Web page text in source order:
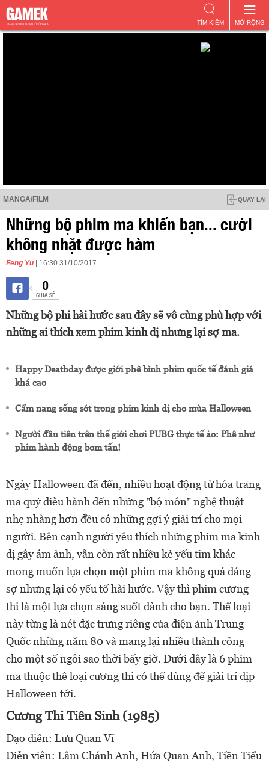
MỞ RỘNG
TÌM KIẾM
MANGA/FILM QUAY LẠI
Những bộ phim ma khiến bạn... cười
không nhặt được hàm
Feng Yu | 16:30 31/10/2017
0
CHIA SẺ
Những bộ phi hài hước sau đây sẽ vô cùng phù hợp với
những ai thích xem phim kinh dị nhưng lại sợ ma.
Happy Deathday được giới phê bình phim quốc tế đánh giá
khá cao
Cẩm nang sống sót trong phim kinh dị cho mùa Halloween
Người đầu tiên trên thế giới chơi PUBG thực tế ảo: Phê như
phim hành động bom tấn!
Ngày Halloween đã đến, nhiều hoạt động từ hóa trang
ma quỷ diễu hành đến những "bộ môn" nghệ thuật
nhẹ nhàng hơn đều có những gợi ý giải trí cho mọi
người. Bên cạnh người yêu thích những phim ma kinh
dị gây ám ảnh, vẫn còn rất nhiều kẻ yếu tim khác
mong muốn lựa chọn một phim ma không quá đáng
sợ nhưng lại có yếu tố hài hước. Vậy thì phim cương
thi là một lựa chọn sáng suốt dành cho bạn. Thể loại
này từng là nét đặc trưng riêng của điện ảnh Trung
Quốc những năm 80 và mang lại nhiều thành công
cho một số ngôi sao thời bấy giờ. Dưới đây là 6 phim
ma thuộc thể loại cương thi có thể dùng để giải trí dịp
Halloween tới.
Cương Thi Tiên Sinh (1985)
Đạo diễn: Lưu Quan Vĩ
Diễn viên: Lâm Chánh Anh, Hứa Quan Anh, Tiền Tiểu